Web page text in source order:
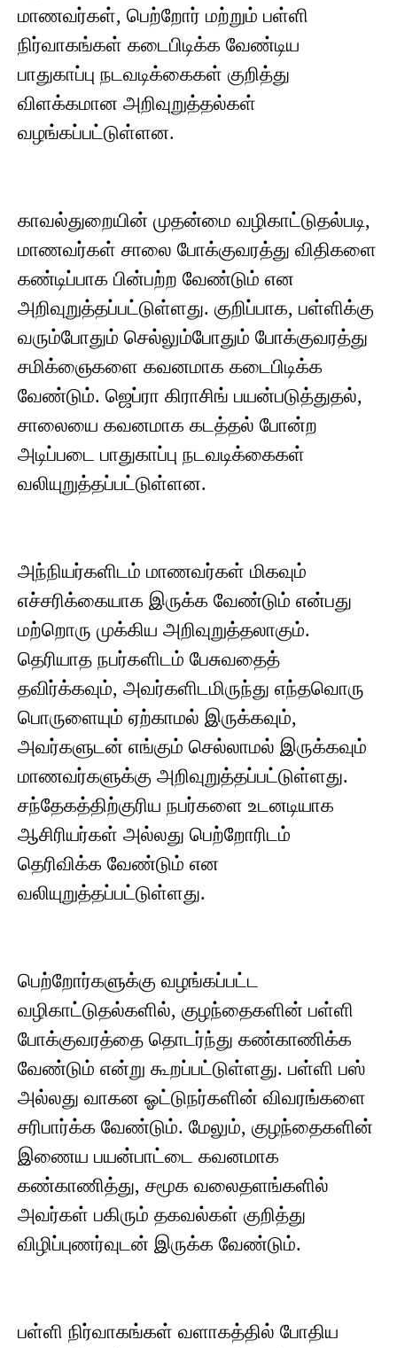
மாணவர்கள், பெற்றோர் மற்றும் பள்ளி
நிர்வாகங்கள் கடைபிடிக்க வேண்டிய
பாதுகாப்பு நடவடிக்கைகள் குறித்து
விளக்கமான அறிவுறுத்தல்கள்
வழங்கப்பட்டுள்ளன.
காவல்துறையின் முதன்மை வழிகாட்டுதல்படி,
மாணவர்கள் சாலை போக்குவரத்து விதிகளை
கண்டிப்பாக பின்பற்ற வேண்டும் என
அறிவுறுத்தப்பட்டுள்ளது. குறிப்பாக, பள்ளிக்கு
வரும்போதும் செல்லும்போதும் போக்குவரத்து
சமிக்ஞைகளை கவனமாக கடைபிடிக்க
வேண்டும். ஜெப்ரா கிராசிங் பயன்படுத்துதல்,
சாலையை கவனமாக கடத்தல் போன்ற
அடிப்படை பாதுகாப்பு நடவடிக்கைகள்
வலியுறுத்தப்பட்டுள்ளன.
அந்நியர்களிடம் மாணவர்கள் மிகவும்
எச்சரிக்கையாக இருக்க வேண்டும் என்பது
மற்றொரு முக்கிய அறிவுறுத்தலாகும்.
தெரியாத நபர்களிடம் பேசுவதைத்
தவிர்க்கவும், அவர்களிடமிருந்து எந்தவொரு
பொருளையும் ஏற்காமல் இருக்கவும்,
அவர்களுடன் எங்கும் செல்லாமல் இருக்கவும்
மாணவர்களுக்கு அறிவுறுத்தப்பட்டுள்ளது.
சந்தேகத்திற்குரிய நபர்களை உடனடியாக
ஆசிரியர்கள் அல்லது பெற்றோரிடம்
தெரிவிக்க வேண்டும் என
வலியுறுத்தப்பட்டுள்ளது.
பெற்றோர்களுக்கு வழங்கப்பட்ட
வழிகாட்டுதல்களில், குழந்தைகளின் பள்ளி
போக்குவரத்தை தொடர்ந்து கண்காணிக்க
வேண்டும் என்று கூறப்பட்டுள்ளது. பள்ளி பஸ்
அல்லது வாகன ஓட்டுநர்களின் விவரங்களை
சரிபார்க்க வேண்டும். மேலும், குழந்தைகளின்
இணைய பயன்பாட்டை கவனமாக
கண்காணித்து, சமூக வலைதளங்களில்
அவர்கள் பகிரும் தகவல்கள் குறித்து
விழிப்புணர்வுடன் இருக்க வேண்டும்.
பள்ளி நிர்வாகங்கள் வளாகத்தில் போதிய